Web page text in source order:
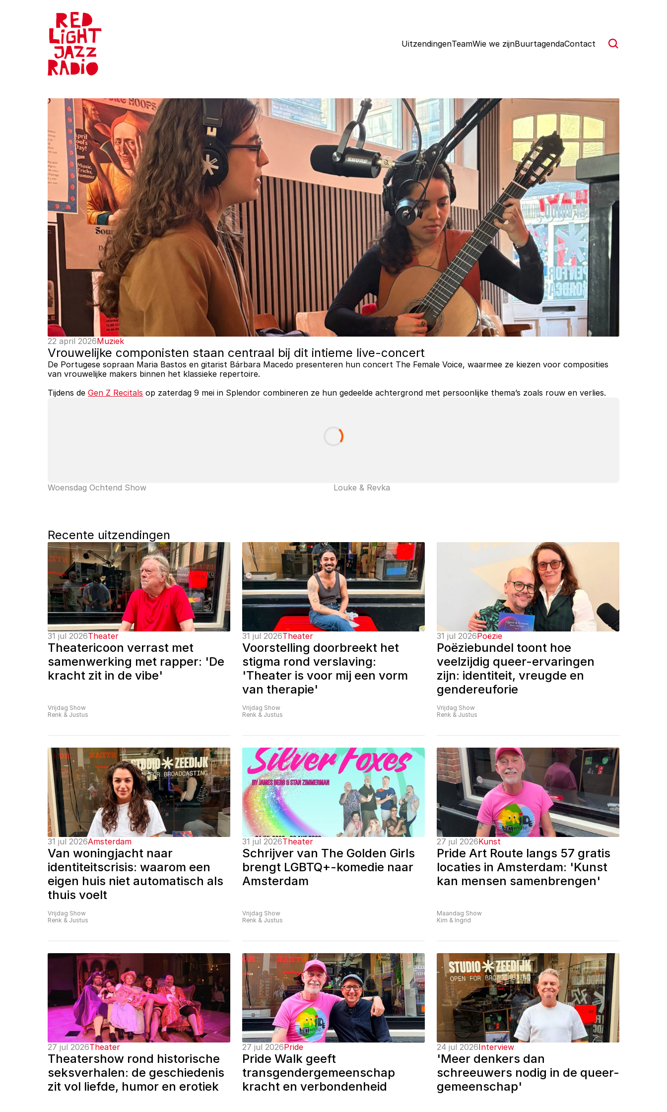
UitzendingenTeamWie we zijnBuurtagendaContact
22 april 2026Muziek
Vrouwelijke componisten staan centraal bij dit intieme live-concert
De Portugese sopraan Maria Bastos en gitarist Bárbara Macedo presenteren hun concert The Female Voice, waarmee ze kiezen voor composities
van vrouwelijke makers binnen het klassieke repertoire.
Tijdens de Gen Z Recitals op zaterdag 9 mei in Splendor combineren ze hun gedeelde achtergrond met persoonlijke thema’s zoals rouw en verlies.
Woensdag Ochtend Show Louke & Revka
Recente uitzendingen
31 jul 2026Theater
Theatericoon verrast met
samenwerking met rapper: 'De
kracht zit in de vibe'
Vrijdag Show
Renk & Justus
31 jul 2026Theater
Voorstelling doorbreekt het
stigma rond verslaving:
'Theater is voor mij een vorm
van therapie'
Vrijdag Show
Renk & Justus
31 jul 2026Poëzie
Poëziebundel toont hoe
veelzijdig queer-ervaringen
zijn: identiteit, vreugde en
gendereuforie
Vrijdag Show
Renk & Justus
31 jul 2026Amsterdam
Van woningjacht naar
identiteitscrisis: waarom een
eigen huis niet automatisch als
thuis voelt
Vrijdag Show
Renk & Justus
31 jul 2026Theater
Schrijver van The Golden Girls
brengt LGBTQ+-komedie naar
Amsterdam
Vrijdag Show
Renk & Justus
27 jul 2026Kunst
Pride Art Route langs 57 gratis
locaties in Amsterdam: 'Kunst
kan mensen samenbrengen'
Maandag Show
Kim & Ingrid
27 jul 2026Theater
Theatershow rond historische
seksverhalen: de geschiedenis
zit vol liefde, humor en erotiek
27 jul 2026Pride
Pride Walk geeft
transgendergemeenschap
kracht en verbondenheid
24 jul 2026Interview
'Meer denkers dan
schreeuwers nodig in de queer-
gemeenschap'